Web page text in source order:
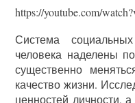
https://youtube.com/
Система
человека наделены
существенно
качество жизни.
ценностей личности,